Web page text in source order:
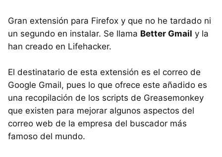
Gran extensión para Firefox y que no he tardado ni
un segundo en instalar. Se llama Better Gmail y la
han creado en Lifehacker.
El destinatario de esta extensión es el correo de
Google Gmail, pues lo que ofrece este añadido es
una recopilación de los scripts de Greasemonkey
que existen para mejorar algunos aspectos del
correo web de la empresa del buscador más
famoso del mundo.